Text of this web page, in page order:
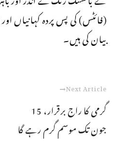
(فائٹس) کی پس پردہ کہانیاں
بیان کی ہیں۔
Next Article
گرمی کا راج برقرار، 15
جون تک موسم گرم رہے گا